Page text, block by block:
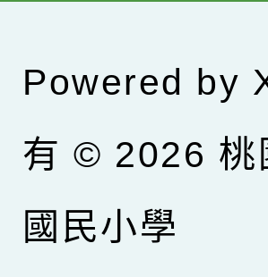
Powered by
有 © 2026 桃
國民小學